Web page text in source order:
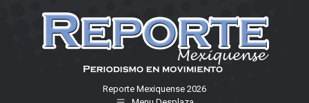
Reporte Mexiquense 2026